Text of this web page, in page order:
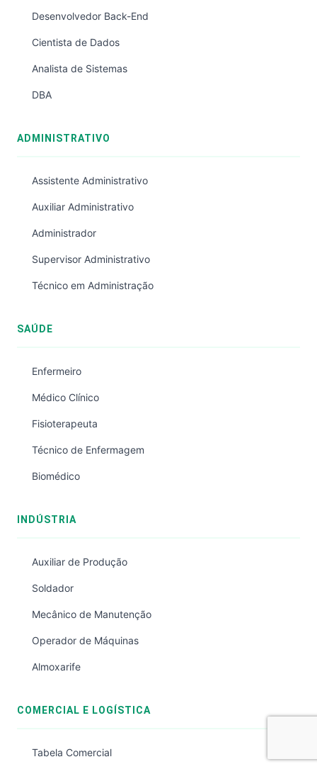
Desenvolvedor Back-End
Cientista de Dados
Analista de Sistemas
DBA
ADMINISTRATIVO
Assistente Administrativo
Auxiliar Administrativo
Administrador
Supervisor Administrativo
Técnico em Administração
SAÚDE
Enfermeiro
Médico Clínico
Fisioterapeuta
Técnico de Enfermagem
Biomédico
INDÚSTRIA
Auxiliar de Produção
Soldador
Mecânico de Manutenção
Operador de Máquinas
Almoxarife
COMERCIAL E LOGÍSTICA
Tabela Comercial